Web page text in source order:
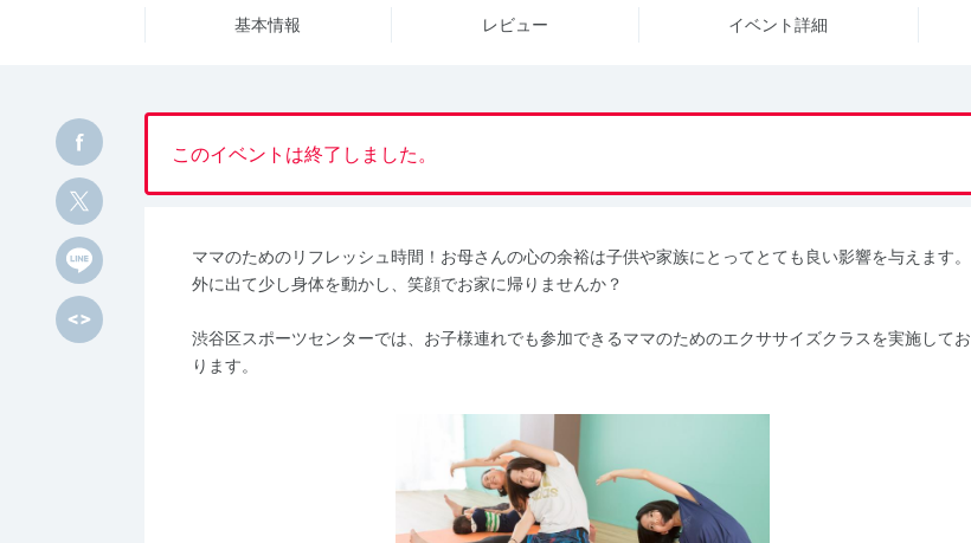
基本情報 レビュー イベント詳細
このイベントは終了しました。
ママのためのリフレッシュ時間！お母さんの心の余裕は子供や家族にとってとても良い影響を与えます。
外に出て少し身体を動かし、笑顔でお家に帰りませんか？
渋谷区スポーツセンターでは、お子様連れでも参加できるママのためのエクササイズクラスを実施してお
ります。